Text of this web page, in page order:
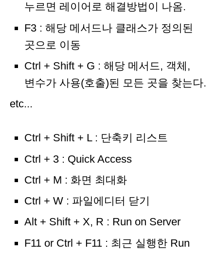
누르면 레이어로 해결방법이 나옴.
F3 : 해당 메서드나 클래스가 정의된
곳으로 이동
Ctrl + Shift + G : 해당 메서드, 객체,
변수가 사용(호출)된 모든 곳을 찾는다.
etc...
Ctrl + Shift + L : 단축키 리스트
Ctrl + 3 : Quick Access
Ctrl + M : 화면 최대화
Ctrl + W : 파일에디터 닫기
Alt + Shift + X, R : Run on Server
F11 or Ctrl + F11 : 최근 실행한 Run